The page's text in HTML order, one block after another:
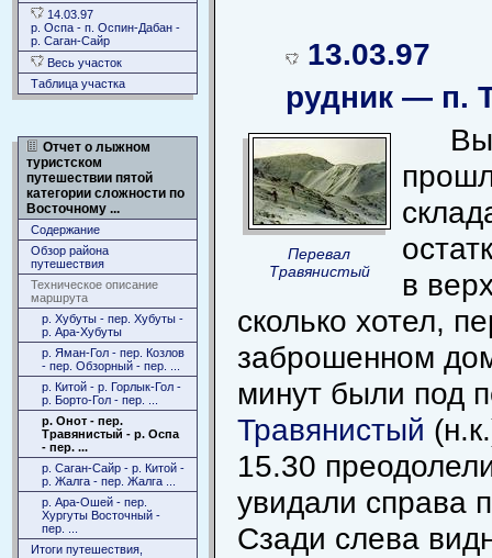
14.03.97
р. Оспа - п. Оспин-Дабан -
р. Саган-Сайр
Весь участок
Таблица участка
Отчет о лыжном
туристском
путешествии пятой
категории сложности по
Восточному ...
Содержание
Обзор района
путешествия
Техническое описание
маршрута
р. Хубуты - пер. Хубуты -
р. Ара-Хубуты
р. Яман-Гол - пер. Козлов
- пер. Обзорный - пер. ...
р. Китой - р. Горлык-Гол -
р. Борто-Гол - пер. ...
р. Онот - пер.
Травянистый - р. Оспа
- пер. ...
р. Саган-Сайр - р. Китой -
р. Жалга - пер. Жалга ...
р. Ара-Ошей - пер.
Хургуты Восточный -
пер. ...
Итоги путешествия,
13.03.97
рудник — п.
Перевал
Травянистый
в
сколько хотел,
заброшенном
минут были под
Травянистый
15.30
увидали справа
Сзади слева